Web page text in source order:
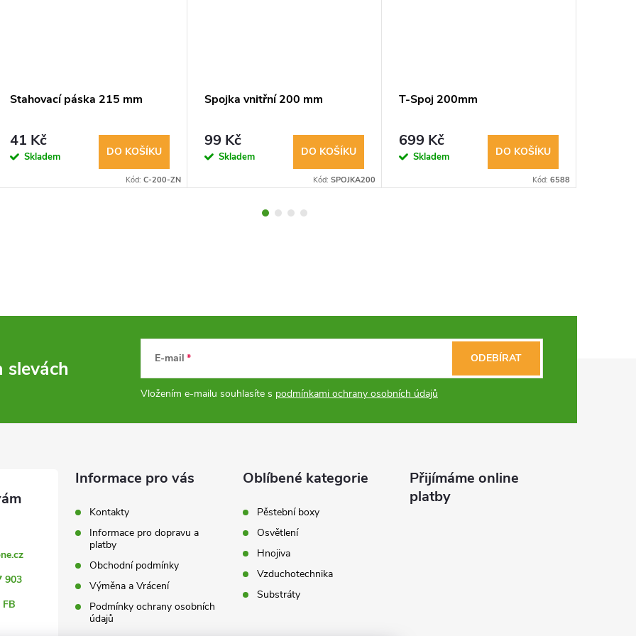
Stahovací páska 215 mm
41 Kč
Skladem DO KOŠÍKU
Kód: C-200-ZN
Spojka vnitřní 200 mm
99 Kč
Skladem DO KOŠÍKU
Kód: SPOJKA200
T-Spoj 200mm
699 Kč
Skladem DO KOŠÍKU
Kód: 6588
slevách E-mail
Vložením e-mailu souhlasíte s podmínkami ochrany osobních údajů
ODEBÍRAT
903
Informace pro vás
Kontakty
Informace pro dopravu a
platby
Obchodní podmínky
Výměna a Vrácení
Podmínky ochrany osobních
údajů
Oblíbené kategorie
Pěstební boxy
Osvětlení
Hnojiva
Vzduchotechnika
Substráty
Přijímáme online
platby